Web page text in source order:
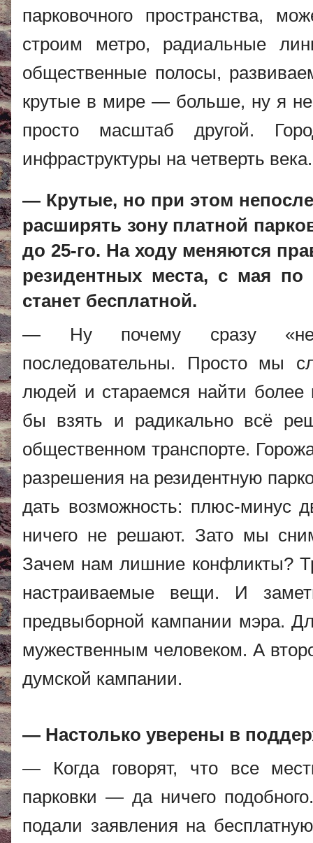
парковочного пространства,
строим метро, радиальные
общественные полосы,
крутые в мире — больше, ну я
просто масштаб другой.
инфраструктуры на четверть
— Крутые, но при этом
расширять зону платной
до 25-го. На ходу меняются
резидентных места, с мая
станет бесплатной.
— Ну почему сразу
последовательны. Просто мы
людей и стараемся найти
бы взять и радикально всё
общественном транспорте.
разрешения на резидентную
дать возможность: плюс-минус
ничего не решают. Зато мы
Зачем нам лишние конфликты?
настраиваемые вещи. И
предвыборной кампании мэра.
мужественным человеком. А
думской кампании.
— Настолько уверены в
— Когда говорят, что все
парковки — да ничего
подали заявления на